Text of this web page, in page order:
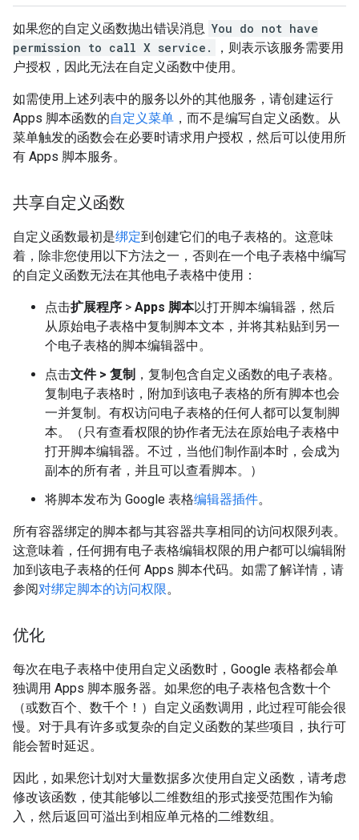
如果您的自定义函数抛出错误消息 You do not have
permission to call X service.
，则表示该服务需要用
户授权，因此无法在自定义函数中使用。
如需使用上述列表中的服务以外的其他服务，请创建运行
Apps 脚本函数的自定义菜单 ，而不是编写自定义函数。从
菜单触发的函数会在必要时请求用户授权，然后可以使用所
有 Apps 脚本服务。
共享自定义函数
自定义函数最初是绑定到创建它们的电子表格的。这意味
着，除非您使用以下方法之一，否则在一个电子表格中编写
的自定义函数无法在其他电子表格中使用：
点击扩展程序 > Apps 脚本以打开脚本编辑器，然后
从原始电子表格中复制脚本文本，并将其粘贴到另一
个电子表格的脚本编辑器中。
点击文件 > 复制 ，复制包含自定义函数的电子表格。
复制电子表格时，附加到该电子表格的所有脚本也会
一并复制。有权访问电子表格的任何人都可以复制脚
本。（只有查看权限的协作者无法在原始电子表格中
打开脚本编辑器。不过，当他们制作副本时，会成为
副本的所有者，并且可以查看脚本。）
将脚本发布为 Google 表格编辑器插件。
所有容器绑定的脚本都与其容器共享相同的访问权限列表。
这意味着，任何拥有电子表格编辑权限的用户都可以编辑附
加到该电子表格的任何 Apps 脚本代码。如需了解详情，请
参阅对绑定脚本的访问权限。
优化
每次在电子表格中使用自定义函数时，Google 表格都会单
独调用 Apps 脚本服务器。如果您的电子表格包含数十个
（或数百个、数千个！）自定义函数调用，此过程可能会很
慢。对于具有许多或复杂的自定义函数的某些项目，执行可
能会暂时延迟。
因此，如果您计划对大量数据多次使用自定义函数，请考虑
修改该函数，使其能够以二维数组的形式接受范围作为输
入，然后返回可溢出到相应单元格的二维数组。